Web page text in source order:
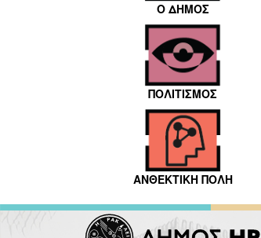
Ο ΔΗΜΟΣ
ΠΟΛΙΤΙΣΜΟΣ
ΑΝΘΕΚΤΙΚΗ ΠΟΛΗ